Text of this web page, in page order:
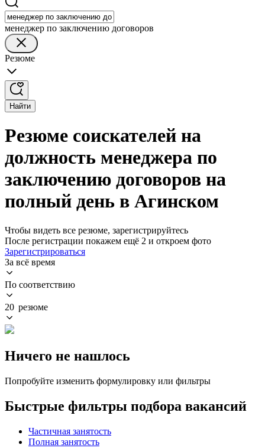
менеджер по заключению договоров
Резюме
Найти
Резюме соискателей на
должность менеджера по
заключению договоров на
полный день в Агинском
Чтобы видеть все резюме, зарегистрируйтесь
После регистрации покажем ещё 2 и откроем фото
Зарегистрироваться
За всё время
По соответствию
20 резюме
Ничего не нашлось
Попробуйте изменить формулировку или фильтры
Быстрые фильтры подбора вакансий
Частичная занятость
Полная занятость